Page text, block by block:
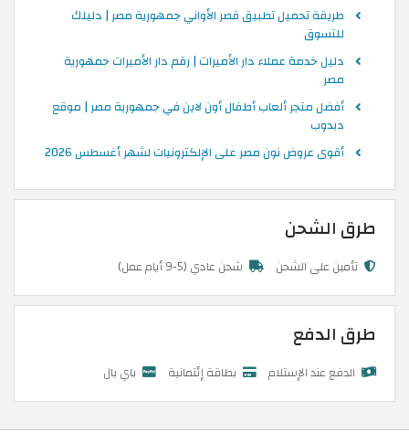
طريقة تحميل تطبيق قصر الأواني جمهورية مصر | دليلك
للتسوق
دليل خدمة عملاء دار الأميرات | رقم دار الأميرات جمهورية
مصر
أفضل متجر ألعاب أطفال أون لاين في جمهورية مصر | موقع
دبدوب
أقوى عروض نون مصر على الإلكترونيات لشهر أغسطس 2026
طرق الشحن
تأمين على الشحن شحن عادي (5-9 أيام عمل)
طرق الدفع
الدفع عند الإستلام بطاقة إئتمانية باي بال